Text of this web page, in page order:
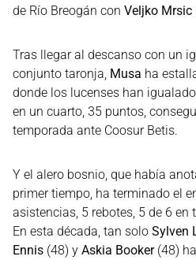
de Río Breogán con Veljko Mrsic
Tras llegar al descanso con un
conjunto taronja, Musa ha
donde los lucenses han
en un cuarto, 35 puntos,
temporada ante Coosur Betis.
Y el alero bosnio, que había
primer tiempo, ha terminado el
asistencias, 5 rebotes, 5 de 6 en
En esta década, tan solo Sylven
Ennis (48) y Askia Booker(48)